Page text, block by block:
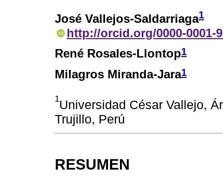
José Vallejos-Saldarriaga1
http://orcid.org/0000-0001-
René Rosales-Llontop1
Milagros Miranda-Jara1
1Universidad César Vallejo,
Trujillo, Perú
RESUMEN